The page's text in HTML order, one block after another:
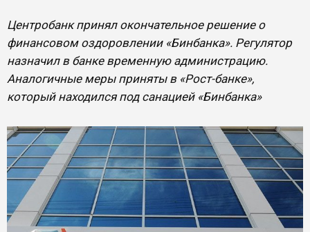
Центробанк принял окончательное решение о
финансовом оздоровлении «Бинбанка». Регулятор
назначил в банке временную администрацию.
Аналогичные меры приняты в «Рост-банке»,
который находился под санацией «Бинбанка»